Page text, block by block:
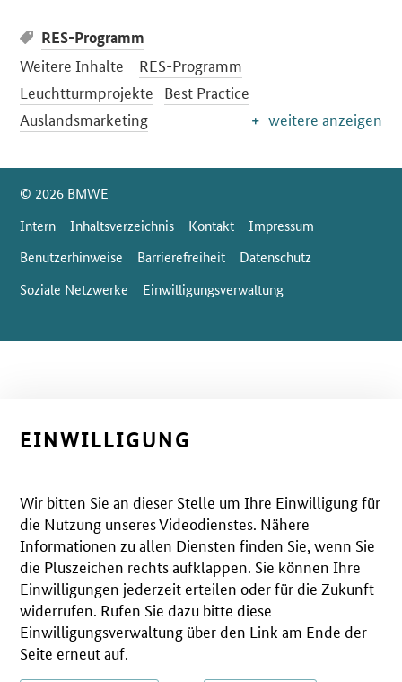
RES-Programm
Weitere Inhalte
RES-Programm
Leuchtturmprojekte Best Practice
Auslandsmarketing
weitere anzeigen
SrOnlyServicemenü
© 2026 BMWE
Intern
Inhaltsverzeichnis Kontakt
Impressum
Benutzerhinweise
Barrierefreiheit
Datenschutz
Soziale Netzwerke
Einwilligungsverwaltung
EINWILLIGUNG
Wir bitten Sie an dieser Stelle um Ihre Einwilligung für
die Nutzung unseres Videodienstes. Nähere
Informationen zu allen Diensten finden Sie, wenn Sie
die Pluszeichen rechts aufklappen. Sie können Ihre
Einwilligungen jederzeit erteilen oder für die Zukunft
widerrufen. Rufen Sie dazu bitte diese
Einwilligungsverwaltung über den Link am Ende der
Seite erneut auf.